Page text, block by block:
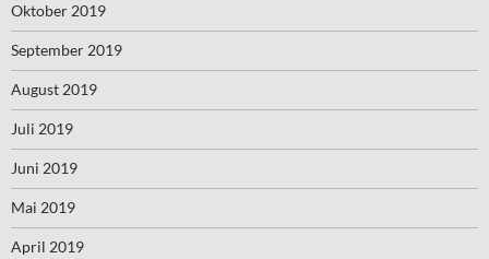
Oktober 2019
September 2019
August 2019
Juli 2019
Juni 2019
Mai 2019
April 2019